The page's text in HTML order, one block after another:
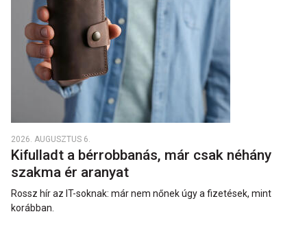
2026. AUGUSZTUS 6.
Kifulladt a bérrobbanás, már csak néhány
szakma ér aranyat
Rossz hír az IT-soknak: már nem nőnek úgy a fizetések, mint
korábban.